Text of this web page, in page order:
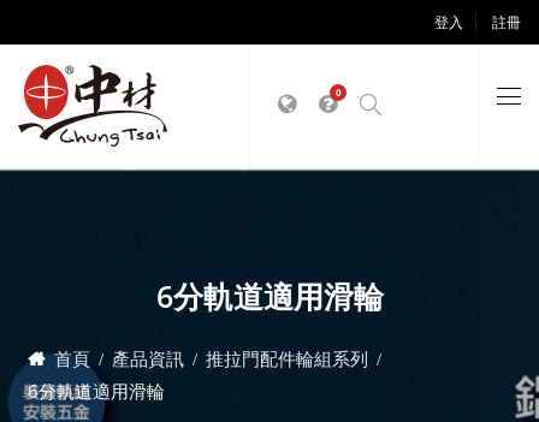
登入 註冊
0
6分軌道適用滑輪
首頁 產品資訊
推拉門配件輪組系列
6分軌道適用滑輪